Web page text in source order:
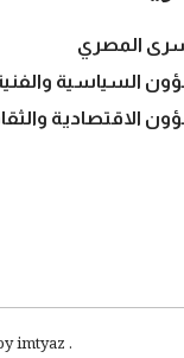
المصري
السياسية
الاقتصادية
. Powered by imtyaz